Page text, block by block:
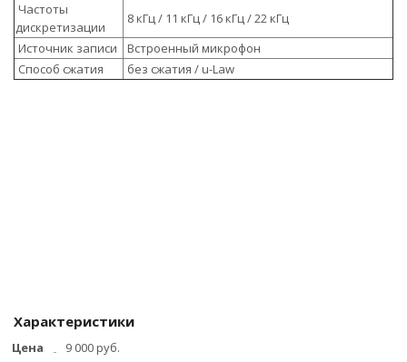
Частоты
дискретизации
8 кГц / 11 кГц / 16 кГц / 22 кГц
Источник записи
Встроенный микрофон
Способ сжатия
без сжатия / u-Law
Характеристики
Цена 9 000 руб.